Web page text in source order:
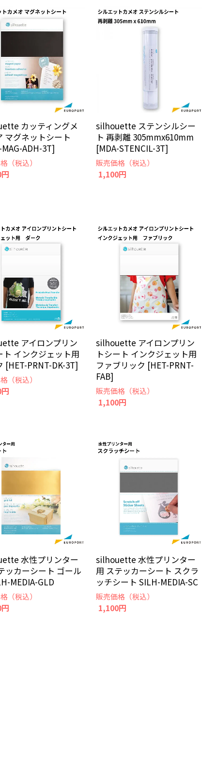
カッティングメ
マグネットシート
ADH-3T]
（税込）
silhouette ステンシルシー
ト 再剥離 305mmx610mm
[MDA-STENCIL-3T]
販売価格（税込）
1,100円
アイロンプリン
ト インクジェット用
[HET-PRNT-DK-3T]
（税込）
silhouette アイロンプリン
トシート インクジェット用
ファブリック [HET-PRNT-
FAB]
販売価格（税込）
1,100円
水性プリンター
ッカーシート ゴール
MEDIA-GLD
（税込）
silhouette 水性プリンター
用 ステッカーシート スクラ
ッチシート SILH-MEDIA-SC
販売価格（税込）
1,100円